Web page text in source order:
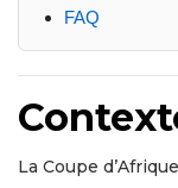
FAQ
La Coupe